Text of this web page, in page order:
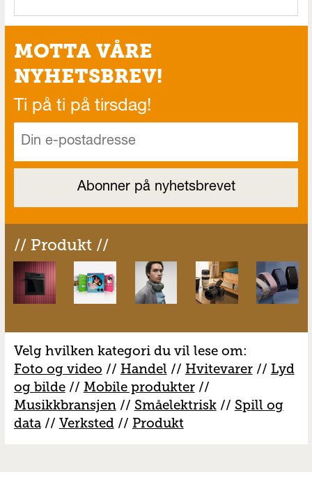
MOTTA VÅRE
NYHETSBREV!
Ti på ti på tirsdag!
// Produkt //
Velg hvilken kategori du vil lese om:
Foto og video // Handel // Hvitevarer// Lyd
og bilde// Mobile produkter//
Musikkbransjen// Småelektrisk// Spill og
data// Verksted// Produkt